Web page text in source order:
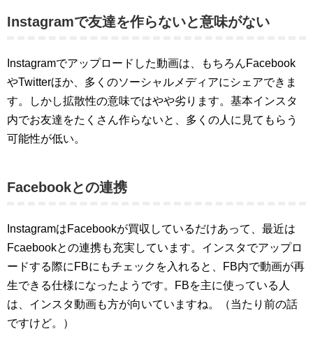
Instagramで友達を作らないと意味がない
Instagramでアップロードした動画は、もちろんFacebook
やTwitterほか、多くのソーシャルメディアにシェアできま
す。しかし拡散性の意味ではやや劣ります。基本インスタ
内でお友達をたくさん作らないと、多くの人に見てもらう
可能性が低い。
Facebookとの連携
InstagramはFacebookが買収しているだけあって、最近は
Fcaebookとの連携も充実しています。インスタでアップロ
ードする際にFBにもチェックを入れると、FB内で動画が再
生できる仕様になったようです。FBを主に使っている人
は、インスタ動画も方が向いていますね。（当たり前の話
ですけど。）